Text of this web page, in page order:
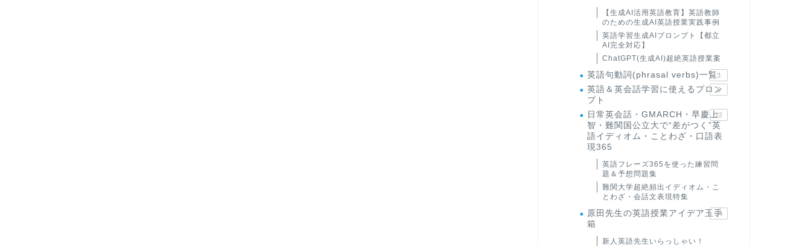
【生成AI活用英語教育】英語教師
のための生成AI英語授業実践事例
英語学習生成AIプロンプト【都立
AI完全対応】
ChatGPT(生成AI)超絶英語授業案
英語句動詞(phrasal verbs)一覧3
英語＆英会話学習に使えるプロン
プト
6
日常英会話・GMARCH・早慶上
智・難関国公立大で“差がつく”英
語イディオム・ことわざ・口語表
現365
22
英語フレーズ365を使った練習問
題＆予想問題集
難関大学超絶頻出イディオム・こ
とわざ・会話文表現特集
原田先生の英語授業アイデア玉手
箱
24
新人英語先生いらっしゃい！